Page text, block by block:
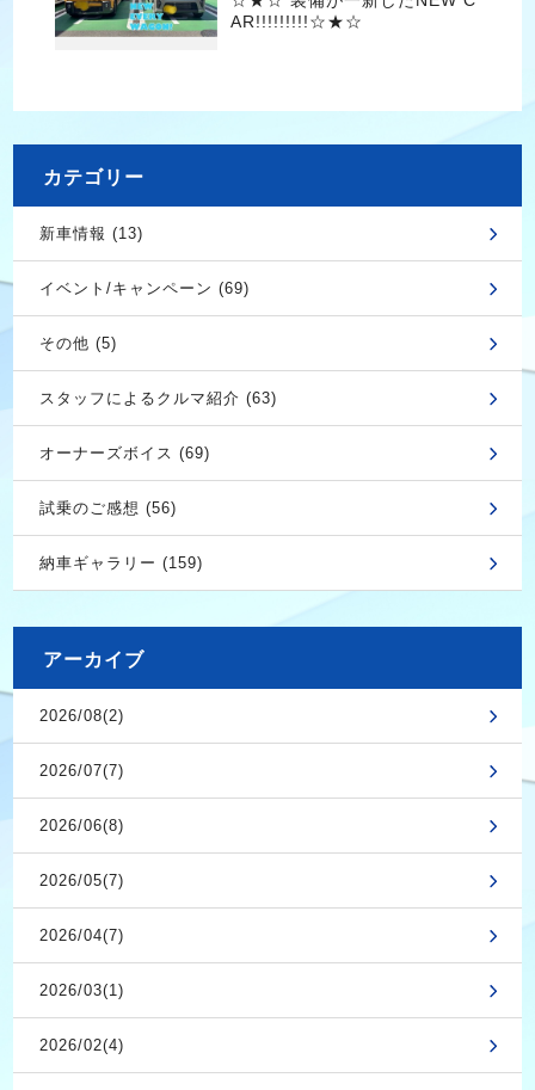
AR!!!!!!!!!☆★☆
カテゴリー
新車情報 (13)
イベント/キャンペーン (69)
その他 (5)
スタッフによるクルマ紹介 (63)
オーナーズボイス (69)
試乗のご感想 (56)
納車ギャラリー (159)
アーカイブ
2026/08(2)
2026/07(7)
2026/06(8)
2026/05(7)
2026/04(7)
2026/03(1)
2026/02(4)